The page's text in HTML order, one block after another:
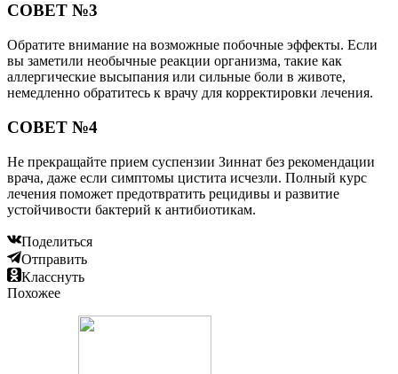
СОВЕТ №3
Обратите внимание на возможные побочные эффекты. Если
вы заметили необычные реакции организма, такие как
аллергические высыпания или сильные боли в животе,
немедленно обратитесь к врачу для корректировки лечения.
СОВЕТ №4
Не прекращайте прием суспензии Зиннат без рекомендации
врача, даже если симптомы цистита исчезли. Полный курс
лечения поможет предотвратить рецидивы и развитие
устойчивости бактерий к антибиотикам.
Поделиться
Отправить
Класснуть
Похожее